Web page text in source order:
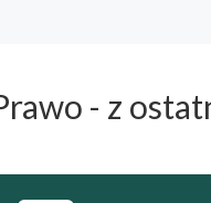
- z